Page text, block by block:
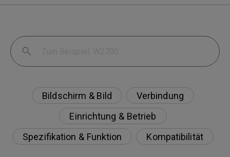
Bildschirm & Bild
Verbindung
Einrichtung & Betrieb
Spezifikation & Funktion
Kompatibilität